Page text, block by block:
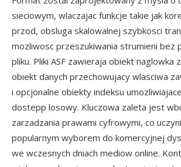
sieciowym, wlaczajac funkcje takie jak
przod, obsluga skalowalnej szybkosci
mozliwosc przeszukiwania strumieni bez
pliku. Pliki ASF zawieraja obiekt naglowka
obiekt danych przechowujacy wlasciwa
i opcjonalne obiekty indeksu
dostepp losowy. Kluczowa zaleta jest
zarzadzania prawami cyfrowymi, co
popularnym wyborem do komercyjnej
we wczesnych dniach mediow online.